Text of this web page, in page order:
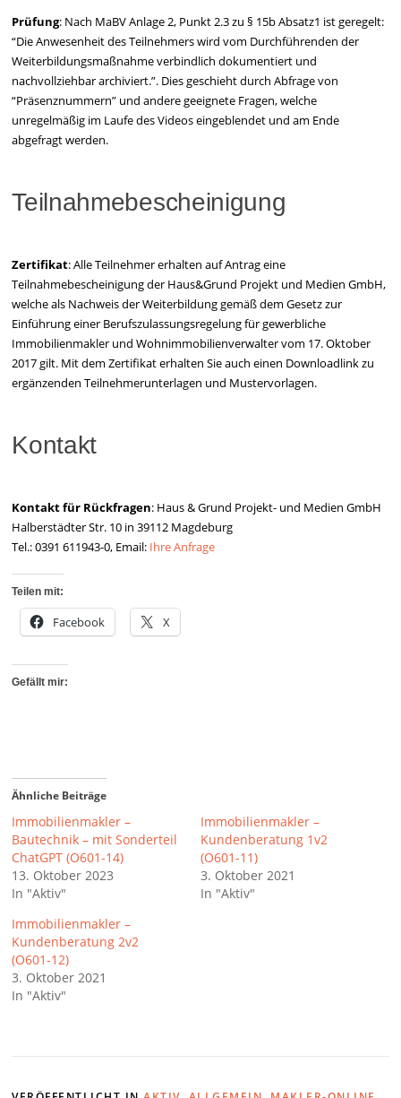
Prüfung: Nach MaBV Anlage 2, Punkt 2.3 zu § 15b Absatz1 ist geregelt:
“Die Anwesenheit des Teilnehmers wird vom Durchführenden der
Weiterbildungsmaßnahme verbindlich dokumentiert und
nachvollziehbar archiviert.”. Dies geschieht durch Abfrage von
“Präsenznummern” und andere geeignete Fragen, welche
unregelmäßig im Laufe des Videos eingeblendet und am Ende
abgefragt werden.
Teilnahmebescheinigung
Zertifikat: Alle Teilnehmer erhalten auf Antrag eine
Teilnahmebescheinigung der Haus&Grund Projekt und Medien GmbH,
welche als Nachweis der Weiterbildung gemäß dem Gesetz zur
Einführung einer Berufszulassungsregelung für gewerbliche
Immobilienmakler und Wohnimmobilienverwalter vom 17. Oktober
2017 gilt. Mit dem Zertifikat erhalten Sie auch einen Downloadlink zu
ergänzenden Teilnehmerunterlagen und Mustervorlagen.
Kontakt
Kontakt für Rückfragen: Haus & Grund Projekt- und Medien GmbH
Halberstädter Str. 10 in 39112 Magdeburg
Tel.: 0391 611943-0, Email: Ihre Anfrage
Teilen mit:
Facebook X
Gefällt mir:
Ähnliche Beiträge
Immobilienmakler –
Bautechnik – mit Sonderteil
ChatGPT (O601-14)
13. Oktober 2023
In "Aktiv"
Immobilienmakler –
Kundenberatung 1v2
(O601-11)
3. Oktober 2021
In "Aktiv"
Immobilienmakler –
Kundenberatung 2v2
(O601-12)
3. Oktober 2021
In "Aktiv"